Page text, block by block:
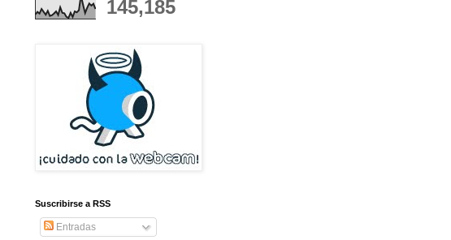
145,185
Suscribirse a RSS
Entradas